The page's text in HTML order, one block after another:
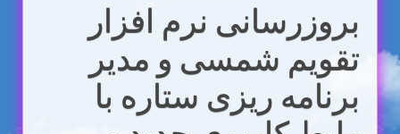
بروزرسانی نرم افزار
تقویم شمسی و مدیر
برنامه ریزی ستاره با